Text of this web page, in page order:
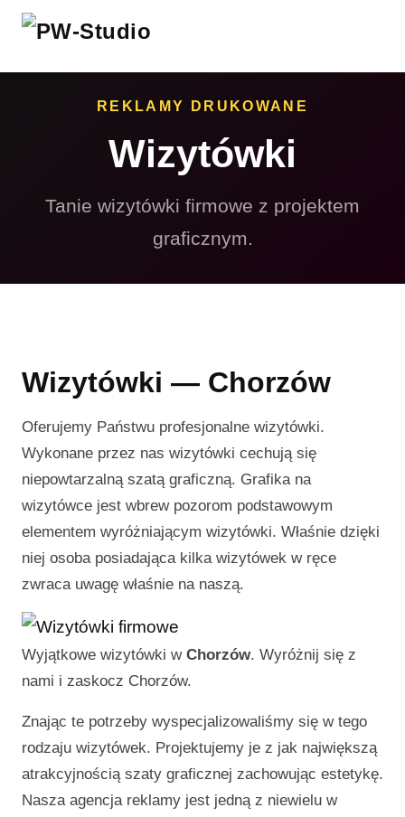
REKLAMY DRUKOWANE
Wizytówki
Tanie wizytówki firmowe z projektem
graficznym.
Wizytówki — Chorzów
Oferujemy Państwu profesjonalne wizytówki.
Wykonane przez nas wizytówki cechują się
niepowtarzalną szatą graficzną. Grafika na
wizytówce jest wbrew pozorom podstawowym
elementem wyróżniającym wizytówki. Właśnie dzięki
niej osoba posiadająca kilka wizytówek w ręce
zwraca uwagę właśnie na naszą.
Wyjątkowe wizytówki w Chorzów. Wyróżnij się z
nami i zaskocz Chorzów.
Znając te potrzeby wyspecjalizowaliśmy się w tego
rodzaju wizytówek. Projektujemy je z jak największą
atrakcyjnością szaty graficznej zachowując estetykę.
Nasza agencja reklamy jest jedną z niewielu w